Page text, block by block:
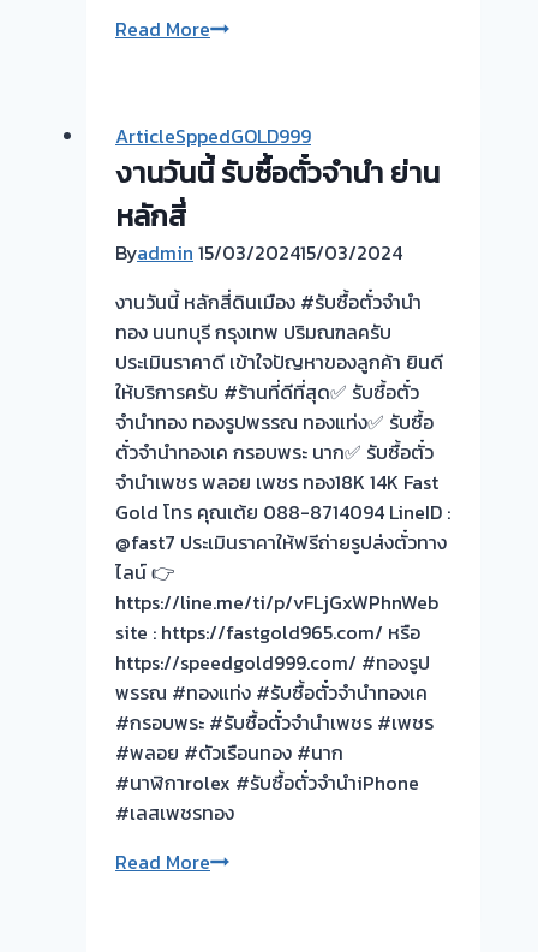
Read Moreรับ
ทอง
ยินดี
ไถ่ถอน
ถึง
โรง
จำนำ
ร้าน
ทอง
ประเมิน
หน้า
ตั๋ว
ฟรี
สด
ทันที
ไม่
ต้อง
รอ
จบไว
ArticleSppedGOLD999
งานวันนี้ รับซื้อตั๋วจำนำ ย่าน
หลักสี่
Byadmin 15/03/202415/03/2024
งานวันนี้ หลักสี่ดินเมือง #รับซื้อตั๋วจำนำ
ทอง นนทบุรี กรุงเทพ ปริมณฑลครับ
ประเมินราคาดี เข้าใจปัญหาของลูกค้า ยินดี
ให้บริการครับ #ร้านที่ดีที่สุด✅ รับซื้อตั๋ว
จำนำทอง ทองรูปพรรณ ทองแท่ง✅ รับซื้อ
ตั๋วจำนำทองเค กรอบพระ นาก✅ รับซื้อตั๋ว
จำนำเพชร พลอย เพชร ทอง18K 14K Fast
Gold โทร คุณเต้ย 088-8714094 LineID :
@fast7 ประเมินราคาให้ฟรีถ่ายรูปส่งตั๋วทาง
ไลน์ 👉
https://line.me/ti/p/vFLjGxWPhnWeb
site : https://fastgold965.com/ หรือ
https://speedgold999.com/ #ทองรูป
พรรณ #ทองแท่ง #รับซื้อตั๋วจำนำทองเค
#กรอบพระ #รับซื้อตั๋วจำนำเพชร #เพชร
#พลอย #ตัวเรือนทอง #นาก
#นาฬิกาrolex #รับซื้อตั๋วจำนำiPhone
#เลสเพชรทอง
Read Moreงาน